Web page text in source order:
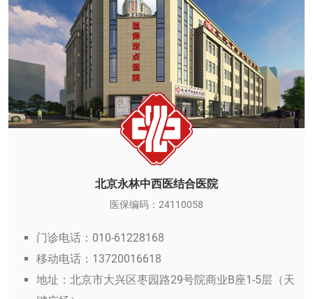
北京永林中西医结合医院
医保编码：24110058
门诊电话：010-61228168
移动电话：13720016618
地址：北京市大兴区枣园路29号院商业B座1-5层（天